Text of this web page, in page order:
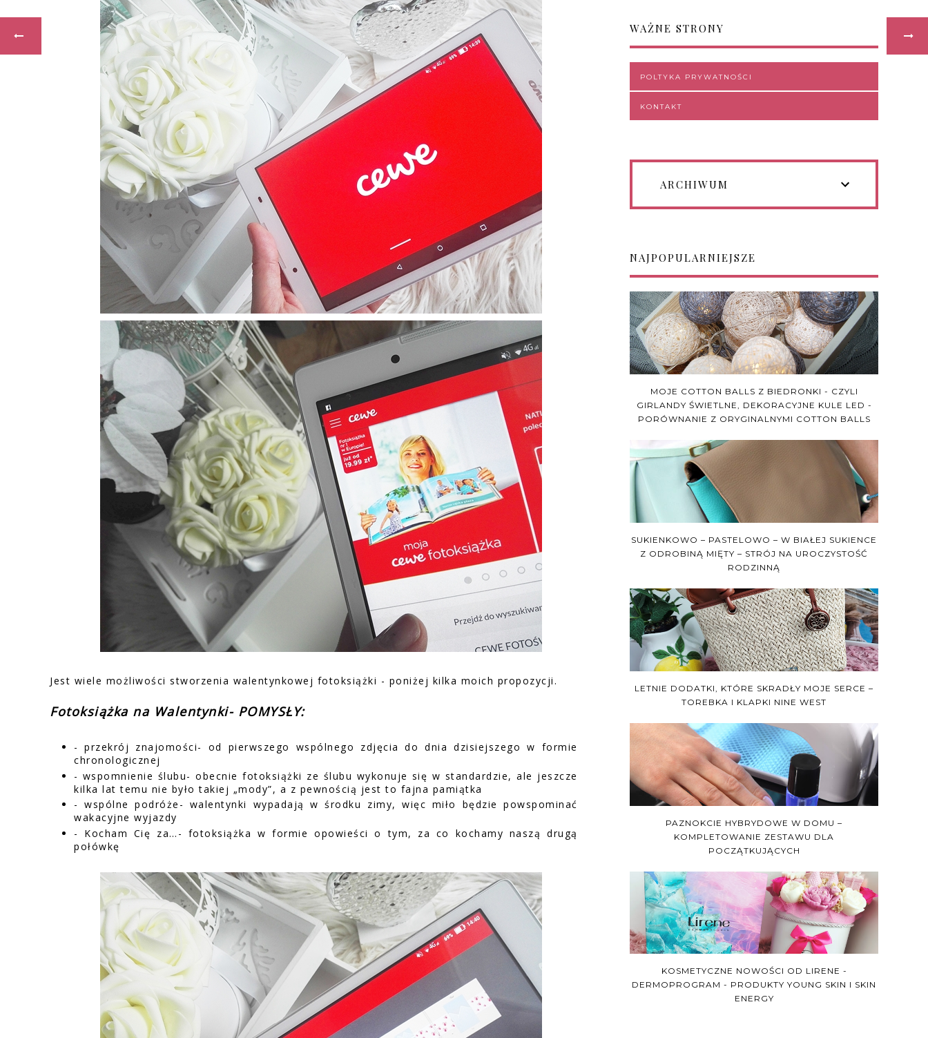
Jest wiele możliwości stworzenia walentynkowej fotoksiążki - poniżej kilka moich propozycji.
Fotoksiążka na Walentynki- POMYSŁY:
- przekrój znajomości- od pierwszego wspólnego zdjęcia do dnia dzisiejszego w formie
chronologicznej
- wspomnienie ślubu- obecnie fotoksiążki ze ślubu wykonuje się w standardzie, ale jeszcze
kilka lat temu nie było takiej „mody”, a z pewnością jest to fajna pamiątka
- wspólne podróże- walentynki wypadają w środku zimy, więc miło będzie powspominać
wakacyjne wyjazdy
- Kocham Cię za…- fotoksiążka w formie opowieści o tym, za co kochamy naszą drugą
połówkę
WAŻNE STRONY
POLTYKA PRYWATNOŚCI
KONTAKT
ARCHIWUM
NAJPOPULARNIEJSZE
MOJE COTTON BALLS Z BIEDRONKI - CZYLI
GIRLANDY ŚWIETLNE, DEKORACYJNE KULE LED -
PORÓWNANIE Z ORYGINALNYMI COTTON BALLS
SUKIENKOWO – PASTELOWO – W BIAŁEJ SUKIENCE
Z ODROBINĄ MIĘTY – STRÓJ NA UROCZYSTOŚĆ
RODZINNĄ
LETNIE DODATKI, KTÓRE SKRADŁY MOJE SERCE –
TOREBKA I KLAPKI NINE WEST
PAZNOKCIE HYBRYDOWE W DOMU –
KOMPLETOWANIE ZESTAWU DLA
POCZĄTKUJĄCYCH
KOSMETYCZNE NOWOŚCI OD LIRENE -
DERMOPROGRAM - PRODUKTY YOUNG SKIN I SKIN
ENERGY